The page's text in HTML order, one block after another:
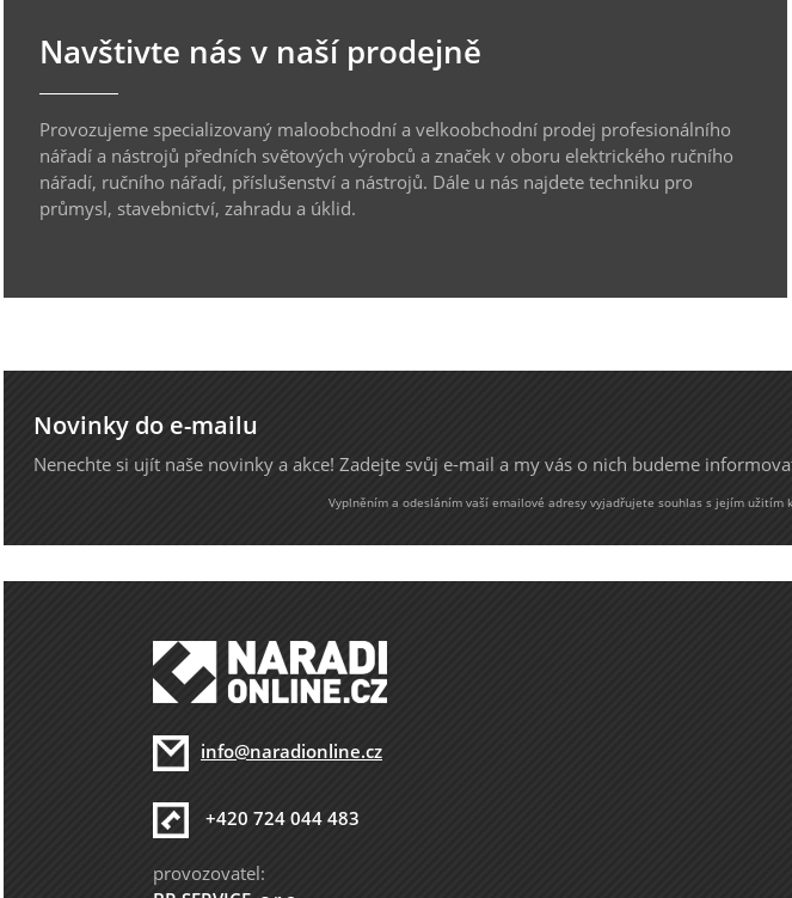
Navštivte nás v naší prodejně
Provozujeme specializovaný maloobchodní a velkoobchodní prodej profesionálního
nářadí a nástrojů předních světových výrobců a značek v oboru elektrického ručního
nářadí, ručního nářadí, příslušenství a nástrojů. Dále u nás najdete techniku pro
průmysl, stavebnictví, zahradu a úklid.
Novinky do e-mailu
Nenechte si ujít naše novinky a akce! Zadejte svůj e-mail a my vás o nich budeme
Vyplněním a odesláním vaší emailové adresy vyjadřujete souhlas s jejím
info@naradionline.cz
+420 724 044 483
provozovatel: